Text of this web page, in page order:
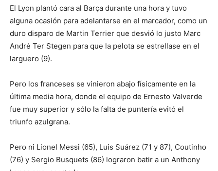
El Lyon plantó cara al Barça durante una hora y tuvo
alguna ocasión para adelantarse en el marcador, como un
duro disparo de Martin Terrier que desvió lo justo Marc
André Ter Stegen para que la pelota se estrellase en el
larguero (9).
Pero los franceses se vinieron abajo físicamente en la
última media hora, donde el equipo de Ernesto Valverde
fue muy superior y sólo la falta de puntería evitó el
triunfo azulgrana.
Pero ni Lionel Messi (65), Luis Suárez (71 y 87), Coutinho
(76) y Sergio Busquets (86) lograron batir a un Anthony